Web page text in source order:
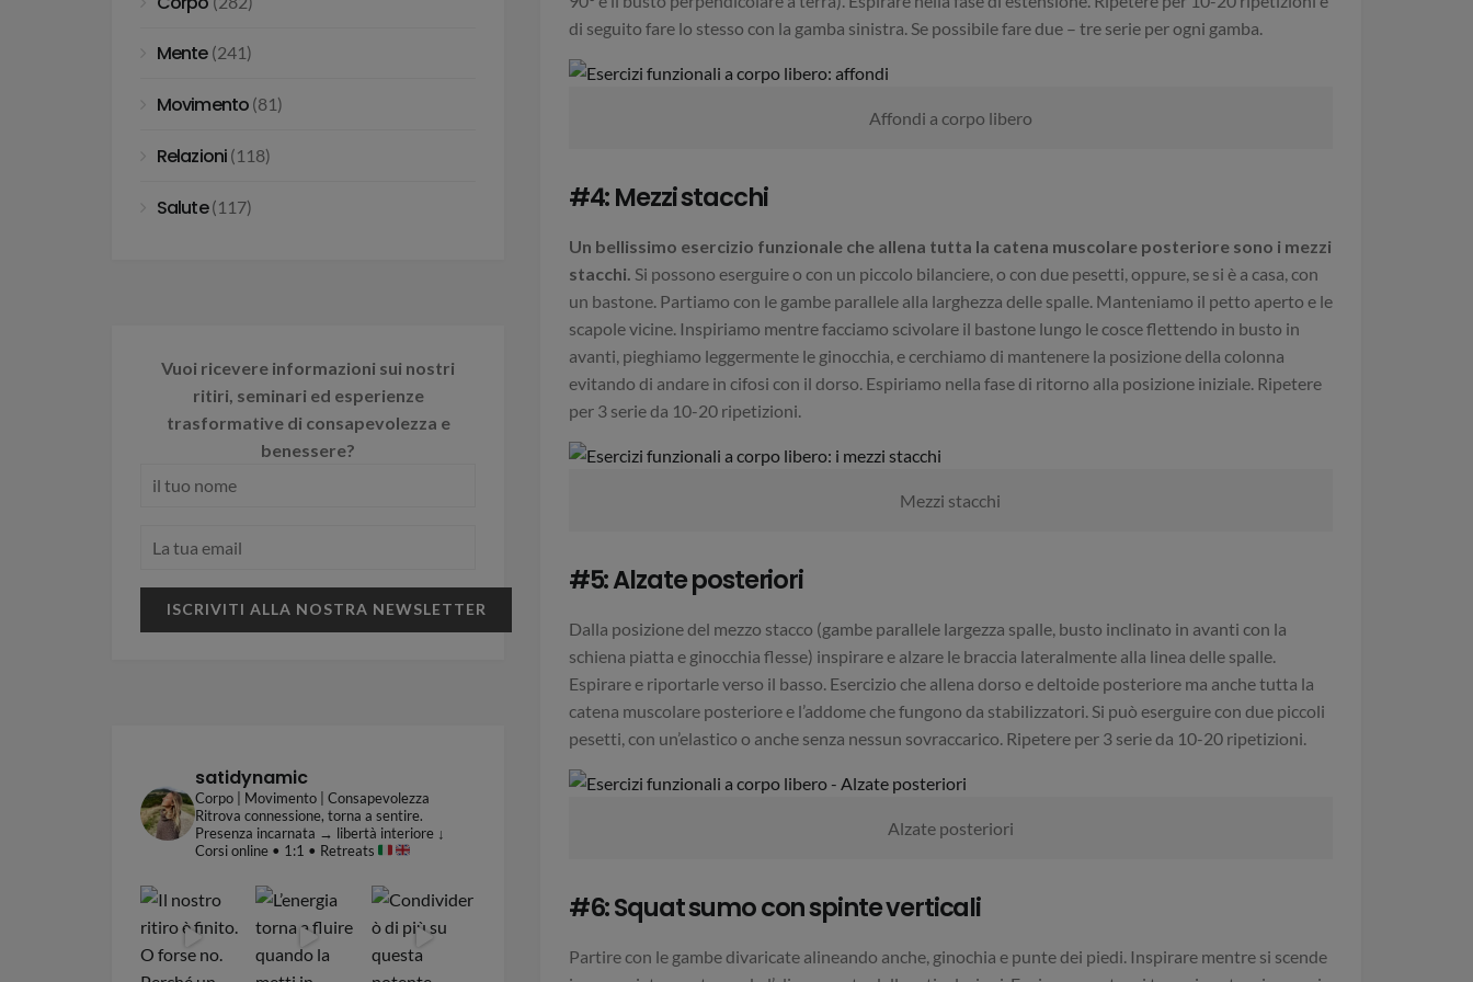
di seguito fare lo stesso con la gamba sinistra. Se possibile fare due – tre serie per ogni gamba.
Affondi a corpo libero
#4: Mezzi stacchi
Un bellissimo esercizio funzionale che allena tutta la catena muscolare posteriore sono i mezzi
stacchi. Si possono eserguire o con un piccolo bilanciere, o con due pesetti, oppure, se si è a casa, con
un bastone. Partiamo con le gambe parallele alla larghezza delle spalle. Manteniamo il petto aperto e le
scapole vicine. Inspiriamo mentre facciamo scivolare il bastone lungo le cosce flettendo in busto in
avanti, pieghiamo leggermente le ginocchia, e cerchiamo di mantenere la posizione della colonna
evitando di andare in cifosi con il dorso. Espiriamo nella fase di ritorno alla posizione iniziale. Ripetere
per 3 serie da 10-20 ripetizioni.
Mezzi stacchi
#5: Alzate posteriori
Dalla posizione del mezzo stacco (gambe parallele largezza spalle, busto inclinato in avanti con la
schiena piatta e ginocchia flesse) inspirare e alzare le braccia lateralmente alla linea delle spalle.
Espirare e riportarle verso il basso. Esercizio che allena dorso e deltoide posteriore ma anche tutta la
catena muscolare posteriore e l’addome che fungono da stabilizzatori. Si può eserguire con due piccoli
pesetti, con un’elastico o anche senza nessun sovraccarico. Ripetere per 3 serie da 10-20 ripetizioni.
Alzate posteriori
#6: Squat sumo con spinte verticali
Partire con le gambe divaricate alineando anche, ginochia e punte dei piedi. Inspirare mentre si scende
Mente(241)
Movimento (81)
Relazioni (118)
Salute(117)
Vuoi ricevere informazioni sui nostri
ritiri, seminari ed esperienze
trasformative di consapevolezza e
benessere?
satidynamic
Corpo | Movimento | Consapevolezza
Ritrova connessione, torna a sentire.
Presenza incarnata → libertà interiore↓
Corsi online • 1:1 • Retreats